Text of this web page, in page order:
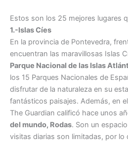
Estos son los 25 mejores lugares
1.-Islas Cíes
En la provincia de Pontevedra,
encuentran las maravillosas Islas
Parque Nacional de las Islas
los 15 Parques Nacionales de
disfrutar de la naturaleza en su
fantásticos paisajes. Además, en
The Guardian calificó hace unos
del mundo, Rodas. Son un
visitas diarias son limitadas, por lo